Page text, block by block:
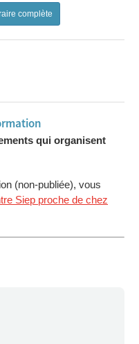
“policier à cheval” a
approche moderne,
complète
qui organisent
(non-publiée), vous
Siep proche de chez